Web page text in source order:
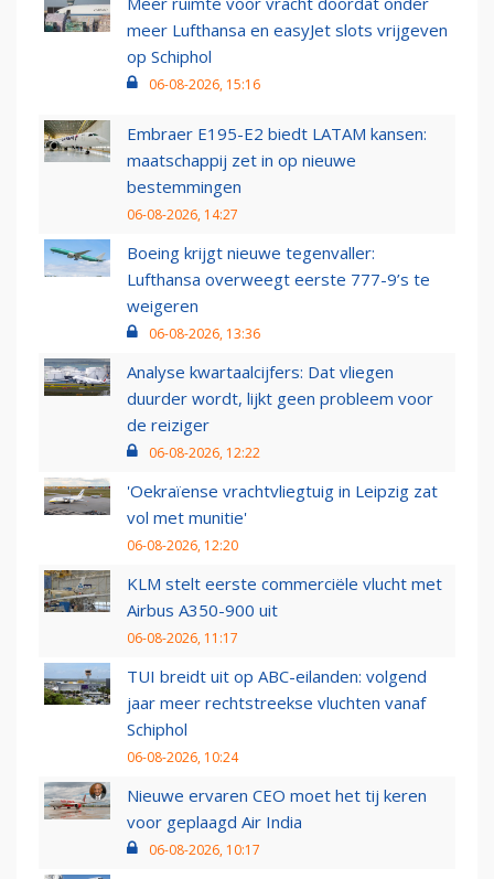
meer Lufthansa en easyJet slots vrijgeven
op Schiphol
06-08-2026, 15:16
Embraer E195-E2 biedt LATAM kansen:
maatschappij zet in op nieuwe
bestemmingen
06-08-2026, 14:27
Boeing krijgt nieuwe tegenvaller:
Lufthansa overweegt eerste 777-9’s te
weigeren
06-08-2026, 13:36
Analyse kwartaalcijfers: Dat vliegen
duurder wordt, lijkt geen probleem voor
de reiziger
06-08-2026, 12:22
'Oekraïense vrachtvliegtuig in Leipzig zat
vol met munitie'
06-08-2026, 12:20
KLM stelt eerste commerciële vlucht met
Airbus A350-900 uit
06-08-2026, 11:17
TUI breidt uit op ABC-eilanden: volgend
jaar meer rechtstreekse vluchten vanaf
Schiphol
06-08-2026, 10:24
Nieuwe ervaren CEO moet het tij keren
voor geplaagd Air India
06-08-2026, 10:17